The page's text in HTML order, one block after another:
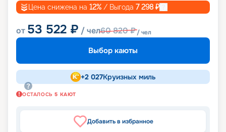
Цена снижена на 12% / Выгода 7 298₽
от 53 522 ₽ / чел60 820₽/ чел
Выбор каюты
+2 027Круизных миль
ОСТАЛОСЬ 5 КАЮТ
Добавить в избранное